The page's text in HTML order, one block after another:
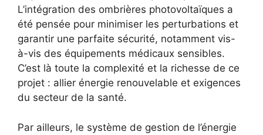
L’intégration des ombrières photovoltaïques a
été pensée pour minimiser les perturbations et
garantir une parfaite sécurité, notamment vis-
à-vis des équipements médicaux sensibles.
C’est là toute la complexité et la richesse de ce
projet : allier énergie renouvelable et exigences
du secteur de la santé.
Par ailleurs, le système de gestion de l’énergie